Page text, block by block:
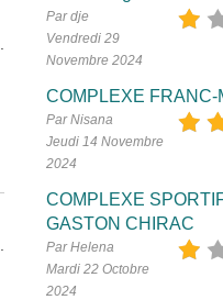
Par dje
Vendredi 29
Novembre 2024
COMPLEXE FRANC-
Par Nisana
Jeudi 14 Novembre
2024
COMPLEXE
GASTON CHIRAC
Par Helena
Mardi 22 Octobre
2024